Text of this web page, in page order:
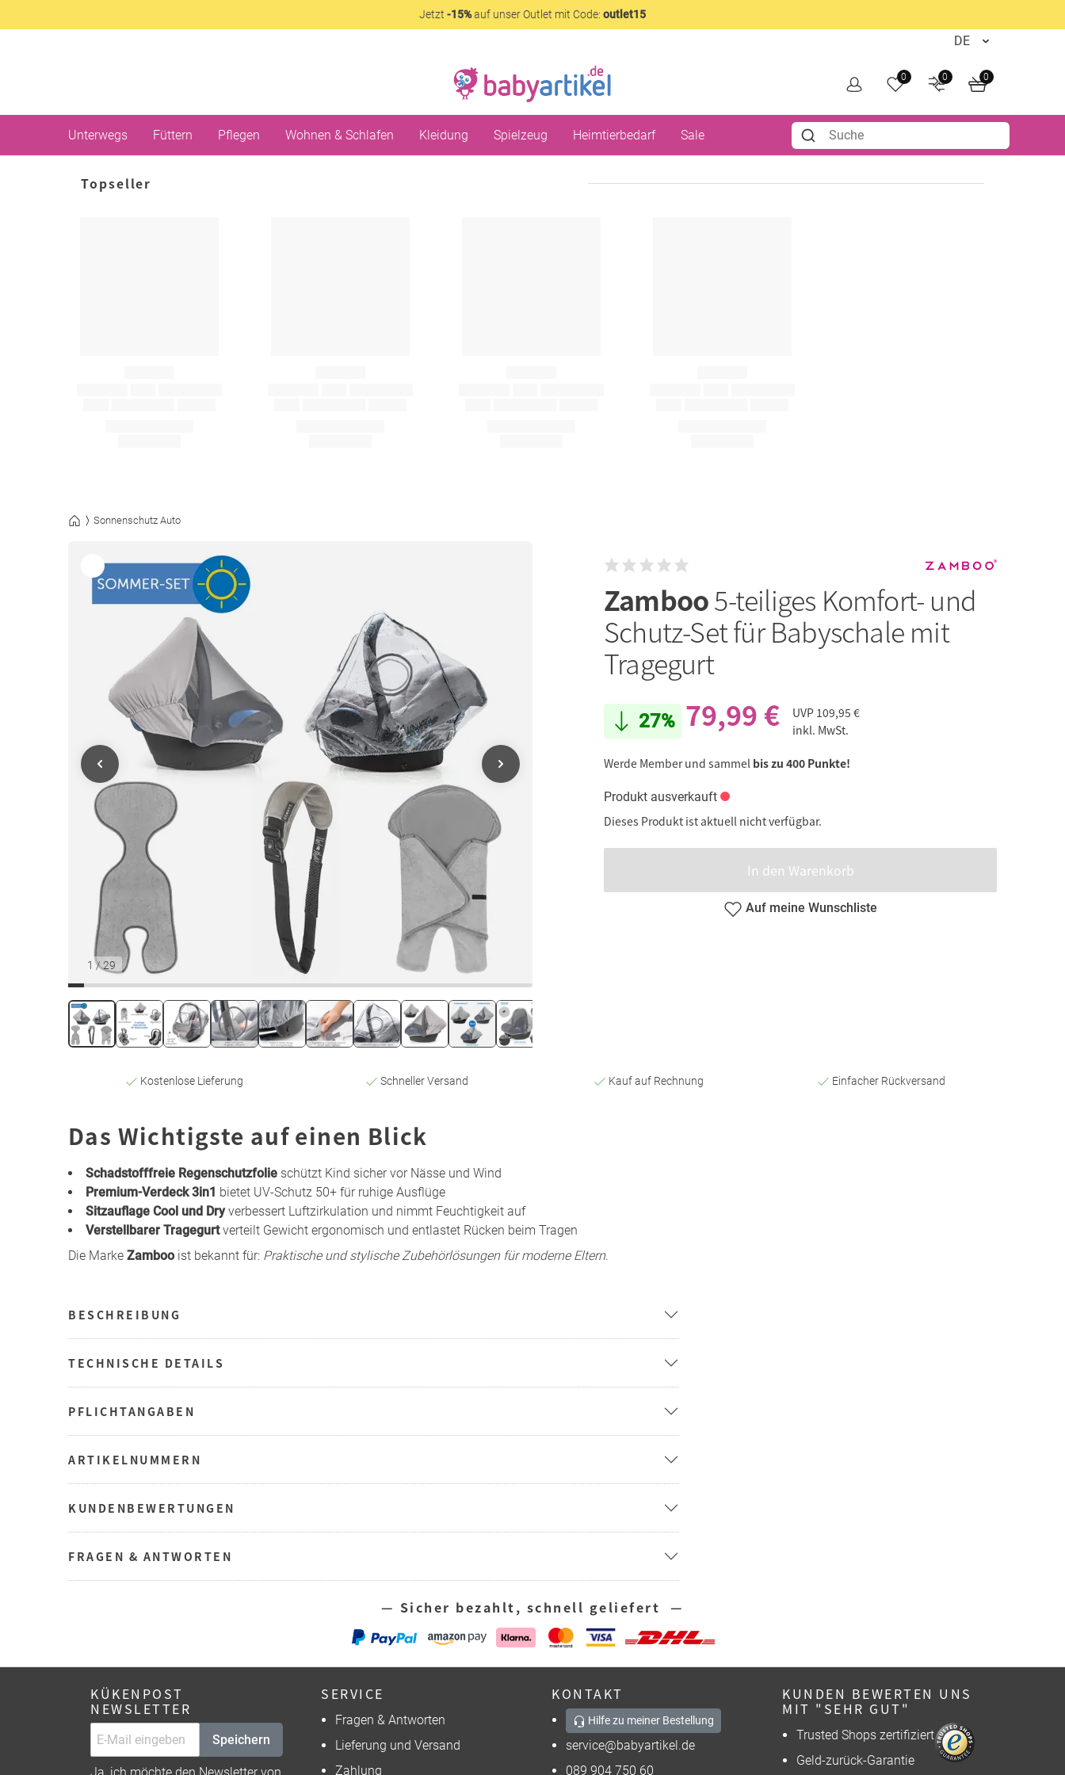
Jetzt -15%auf unser Outlet mit Code: outlet15
0 0 0
Unterwegs Füttern Pflegen Wohnen & Schlafen Kleidung Spielzeug Heimtierbedarf Sale
Topseller
Sonnenschutz Auto
1 /29
Zamboo5-teiliges Komfort- und
Schutz-Set für Babyschale mit
Tragegurt
27% 79,99 € UVP 109,95 €
inkl. MwSt.
Werde Member und sammel bis zu 400 Punkte!
Produkt ausverkauft
Dieses Produkt ist aktuell nicht verfügbar.
In den Warenkorb
Auf meine Wunschliste
Kostenlose Lieferung Schneller Versand Kauf auf Rechnung Einfacher Rückversand
Das Wichtigste auf einen Blick
Schadstofffreie Regenschutzfolie schützt Kind sicher vor Nässe und Wind
Premium-Verdeck 3in1 bietet UV-Schutz 50+ für ruhige Ausflüge
Sitzauflage Cool und Dryverbessert Luftzirkulation und nimmt Feuchtigkeit auf
Verstellbarer Tragegurtverteilt Gewicht ergonomisch und entlastet Rücken beim Tragen
Die Marke Zamboo ist bekannt für: Praktische und stylische Zubehörlösungen für moderne Eltern.
BESCHREIBUNG
TECHNISCHE DETAILS
PFLICHTANGABEN
ARTIKELNUMMERN
KUNDENBEWERTUNGEN
FRAGEN & ANTWORTEN
— Sicher bezahlt, schnell geliefert —
KÜKENPOST
NEWSLETTER
Speichern
SERVICE
Fragen & Antworten
Lieferung und Versand
Zahlung
KONTAKT
Hilfe zu meiner Bestellung
service@babyartikel.de
089 904 750 60
KUNDEN BEWERTEN UNS
MIT "SEHR GUT"
Trusted Shops zertifiziert
Geld-zurück-Garantie